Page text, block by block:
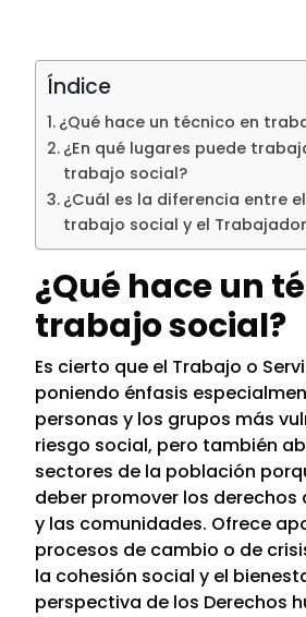
Índice
¿Qué hace un técnico en
¿En qué lugares puede
trabajo social?
¿Cuál es la diferencia entre
trabajo social y el
¿Qué hace un
trabajo social?
Es cierto que el Trabajo o
poniendo énfasis
personas y los grupos más
riesgo social, pero también
sectores de la población
deber promover los derechos
y las comunidades. Ofrece
procesos de cambio o de
la cohesión social y el
perspectiva de los Derechos